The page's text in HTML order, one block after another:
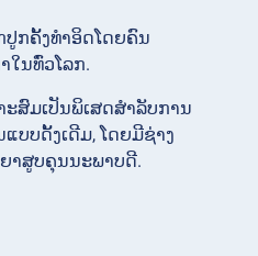
ປູກຄັ້ງທຳອິດໂດຍຄົນ
ໃນທົ່ວໂລກ.
ະສົມເປັນພິເສດສຳລັບການ
ບບດັ້ງເດີມ, ໂດຍມີຊ່າງ
າສູບຄຸນນະພາບດີ.